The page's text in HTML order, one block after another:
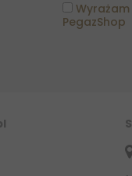
PegazShop